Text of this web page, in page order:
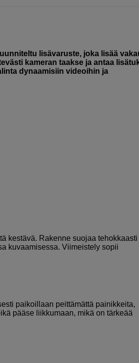
lisävaruste, joka lisää
kameran taakse ja antaa
dynaamisiin videoihin ja
kestävä. Rakenne suojaa tehokkaasti
kuvaamisessa. Viimeistely sopii
paikoillaan peittämättä painikkeita,
pääse liikkumaan, mikä on tärkeää